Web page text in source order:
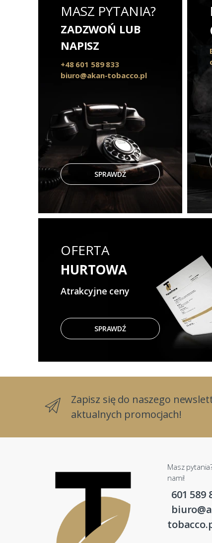
MASZ PYTANIA?
ZADZWOŃ LUB
NAPISZ
+48 601 589 833
biuro@akan-tobacco.pl
SPRAWDŹ
OFERTA
HURTOWA
Atrakcyjne ceny
SPRAWDŹ
Zapisz się do naszego
aktualnych promocjach!
Masz
nami!
601 589